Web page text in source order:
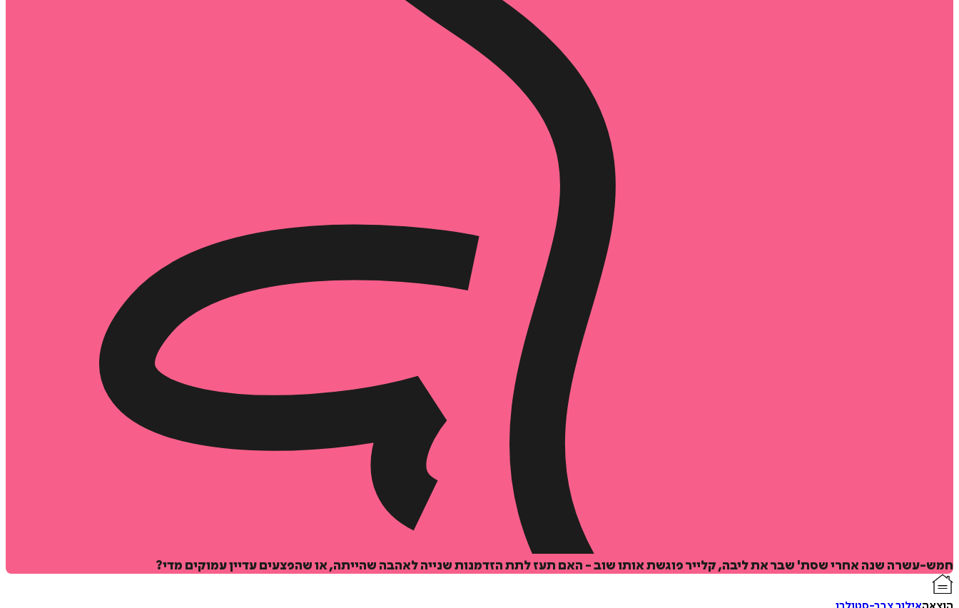
חמש-עשרה שנה אחרי שסת' שבר את ליבה, קלייר פוגשת אותו שוב - האם תעז לתת הזדמנות שנייה לאהבה שהייתה, או שהפצעים עדיין עמוקים מדי?